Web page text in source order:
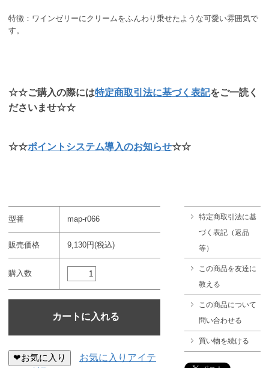
特徴：ワインゼリーにクリームをふんわり乗せたような可愛い雰囲気で
す。
☆☆ご購入の際には特定商取引法に基づく表記をご一読く
ださいませ☆☆
☆☆ポイントシステム導入のお知らせ☆☆
型番 map-r066
販売価格 9,130円(税込)
購入数
❤お気に入り
お気に入りアイテ
特定商取引法に基
づく表記（返品
等）
この商品を友達に
教える
この商品について
問い合わせる
買い物を続ける